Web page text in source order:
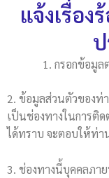
แจ้งเรื่อง
กรอกข้อมูล
2. ข้อมูลส่วนตัวของท่
เป็นช่องทางในการติ
ได้ทราบ จะตอบให้ท่า
3. ช่องทางนี้บุคคลภาย